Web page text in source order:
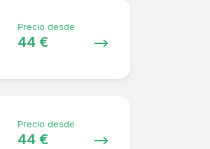
Precio desde
44 €
Precio desde
44 €